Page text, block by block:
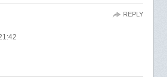
REPLY